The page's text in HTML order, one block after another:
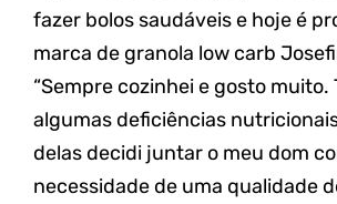
fazer bolos saudáveis e hoje é
marca de granola low carb
“Sempre cozinhei e gosto muito.
algumas deficiências
delas decidi juntar o meu dom
necessidade de uma qualidade